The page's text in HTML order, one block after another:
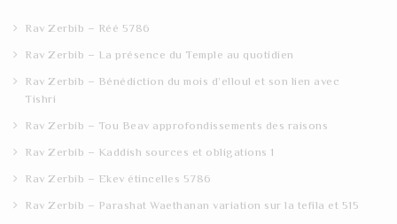
Rav Zerbib – Réé 5786
Rav Zerbib – La présence du Temple au quotidien
Rav Zerbib – Bénédiction du mois d’elloul et son lien avec
Tishri
Rav Zerbib – Tou Beav approfondissements des raisons
Rav Zerbib – Kaddish sources et obligations 1
Rav Zerbib – Ekev étincelles 5786
Rav Zerbib – Parashat Waethanan variation sur la tefila et 515